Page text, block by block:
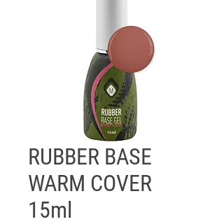
RUBBER BASE
WARM COVER
15ml